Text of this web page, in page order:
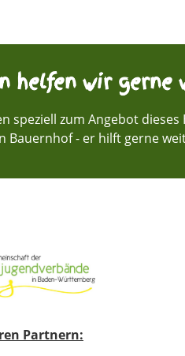
helfen wir gerne
speziell zum Angebot
Bauernhof - er hilft gerne
Partnern: